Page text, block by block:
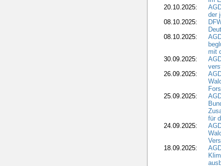
20.10.2025:
der
08.10.2025:
08.10.2025:
mit
30.09.2025:
26.09.2025:
25.09.2025:
für
24.09.2025:
18.09.2025: